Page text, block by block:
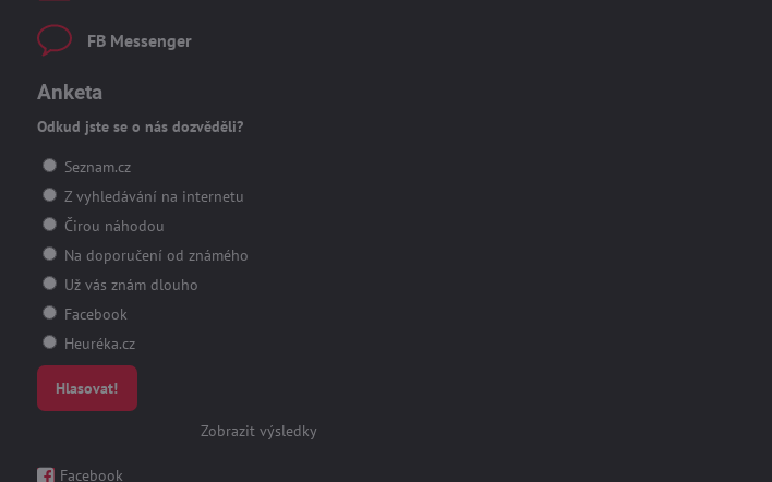
FB Messenger
Anketa
Odkud jste se o nás dozvěděli?
Seznam.cz
Z vyhledávání na internetu
Čirou náhodou
Na doporučení od známého
Už vás znám dlouho
Facebook
Heuréka.cz
Hlasovat!
Zobrazit výsledky
Facebook